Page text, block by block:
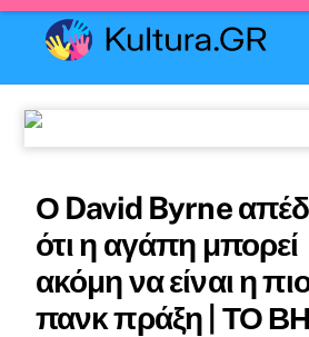
Skip
content
Ο David Byrne
ότι η αγάπη μπορεί
ακόμη να είναι η
πανκ πράξη | ΤΟ